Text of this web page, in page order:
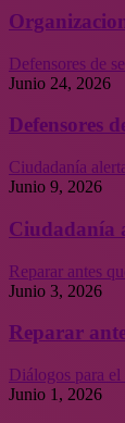
Defensores de
Junio 24, 2026
Defensores
Ciudadanía
Junio 9, 2026
Ciudadanía
Reparar antes
Junio 3, 2026
Reparar
Diálogos para
Junio 1, 2026